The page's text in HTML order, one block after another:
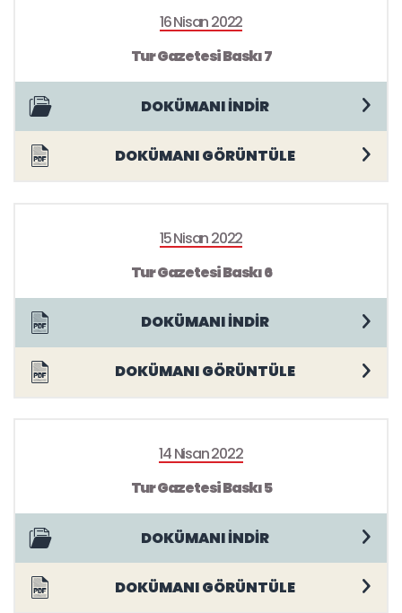
16 Nisan 2022
Tur Gazetesi Baskı 7
DOKÜMANI İNDİR
DOKÜMANI GÖRÜNTÜLE
15 Nisan 2022
Tur Gazetesi Baskı 6
DOKÜMANI İNDİR
DOKÜMANI GÖRÜNTÜLE
14 Nisan 2022
Tur Gazetesi Baskı 5
DOKÜMANI İNDİR
DOKÜMANI GÖRÜNTÜLE